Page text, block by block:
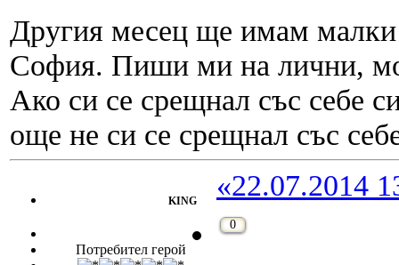
Другия месец ще имам
София. Пиши ми на лични,
Ако си се срещнал със себе
още не си се срещнал със
KING
Потребител герой
«22.07.2014
0